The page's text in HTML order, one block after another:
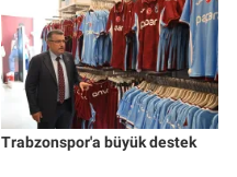
Trabzonspor'a büyük destek